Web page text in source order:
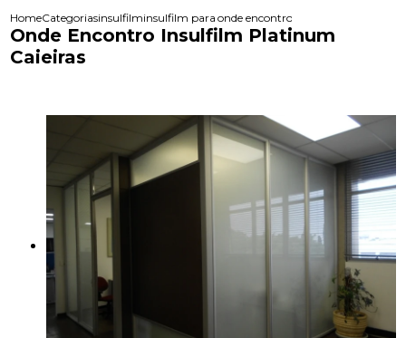
HomeCategoriasinsulfilminsulfilm para empresasonde encontro insulfilm platinum
Onde Encontro Insulfilm Platinum
Caieiras